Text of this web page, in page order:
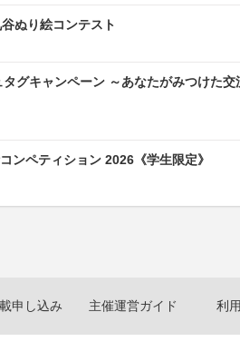
ぬり絵コンテスト
グキャンペーン ～あなたがみつけた交
ンペティション 2026《学生限定》
申し込み 主催運営ガイド 利